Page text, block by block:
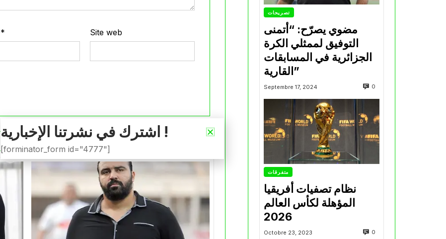
* Site web
تصريحات
مضوي يصرّح: “أتمنى
التوفيق لممثلي الكرة
الجزائرية في المسابقات
القارية”
Septembre 17, 2024 0
متفرقات
نظام تصفيات أفريقيا
المؤهلة لكأس العالم
2026
Octobre 23, 2023 0
اشترك في نشرتنا الإخبارية !
[forminator_form id="4777"]